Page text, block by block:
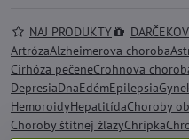
NAJ PRODUKTY
ArtrózaAlzheimerova choroba
Cirhóza pečeneCrohnova
DepresiaDnaEdémEpilepsia
HemoroidyHepatitídaChoroby
Choroby štítnej žľazyChrípka